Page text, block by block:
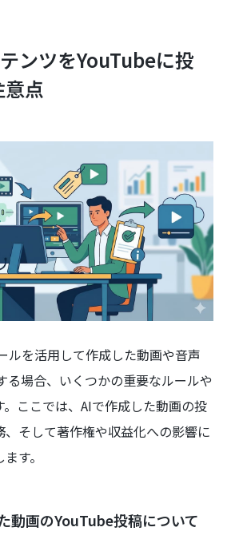
ンツをYouTubeに投
点
ルを活用して作成した動画や音声
る場合、いくつかの重要なルールや
ここでは、AIで作成した動画の投
そして著作権や収益化への影響に
す。
動画のYouTube投稿について